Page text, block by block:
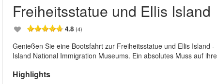
Freiheitsstatue und Ellis Island
4.8 (4)
Genießen Sie eine Bootsfahrt zur Freiheitsstatue und Ellis Island
Island National Immigration Museums. Ein absolutes Muss auf
Highlights